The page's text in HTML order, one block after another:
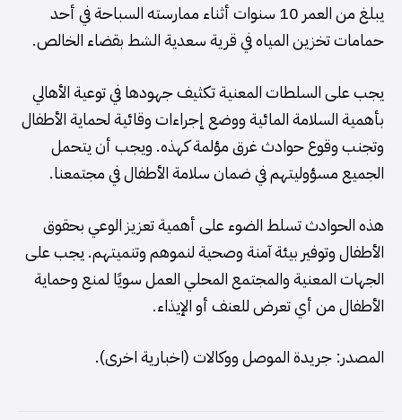
يبلغ من العمر 10 سنوات أثناء ممارسته السباحة في أحد
حمامات تخزين المياه في قرية سعدية الشط بقضاء الخالص.
يجب على السلطات المعنية تكثيف جهودها في توعية الأهالي
بأهمية السلامة المائية ووضع إجراءات وقائية لحماية الأطفال
وتجنب وقوع حوادث غرق مؤلمة كهذه. ويجب أن يتحمل
الجميع مسؤوليتهم في ضمان سلامة الأطفال في مجتمعنا.
هذه الحوادث تسلط الضوء على أهمية تعزيز الوعي بحقوق
الأطفال وتوفير بيئة آمنة وصحية لنموهم وتنميتهم. يجب على
الجهات المعنية والمجتمع المحلي العمل سويًا لمنع وحماية
الأطفال من أي تعرض للعنف أو الإيذاء.
المصدر: جريدة الموصل ووكالات (اخبارية اخرى).